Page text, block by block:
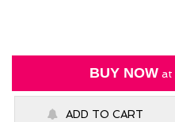
BUY NOW at
ADD TO CART